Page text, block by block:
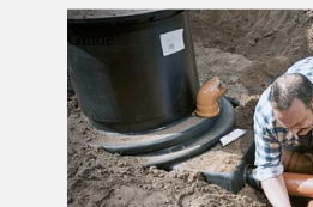
Guide